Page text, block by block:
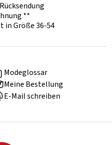
**
in Größe 36-54
Modeglossar
Meine Bestellung
E-Mail schreiben